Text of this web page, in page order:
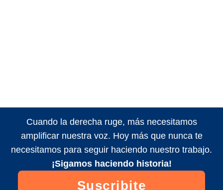
Cuando la derecha ruge, más necesitamos
amplificar nuestra voz. Hoy más que nunca te
necesitamos para seguir haciendo nuestro trabajo.
¡Sigamos haciendo historia!
Suscribite